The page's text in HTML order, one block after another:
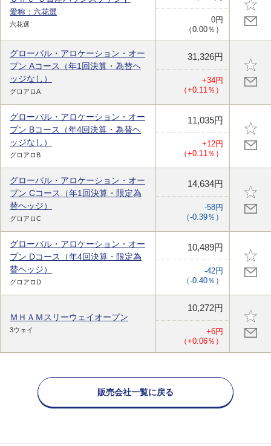
愛称：六花選
六花選
0円
（0.00％）
グローバル・アロケーション・オー
プン Aコース（年1回決算・為替ヘ
ッジなし）
グロアロA
31,326円
+34円
（+0.11％）
グローバル・アロケーション・オー
プン Bコース（年4回決算・為替ヘ
ッジなし）
グロアロB
11,035円
+12円
（+0.11％）
グローバル・アロケーション・オー
プン Cコース（年1回決算・限定為
替ヘッジ）
グロアロC
14,634円
-58円
（-0.39％）
グローバル・アロケーション・オー
プン Dコース（年4回決算・限定為
替ヘッジ）
グロアロD
10,489円
-42円
（-0.40％）
ＭＨＡＭスリーウェイオープン
3ウェイ
10,272円
+6円
（+0.06％）
販売会社一覧に戻る